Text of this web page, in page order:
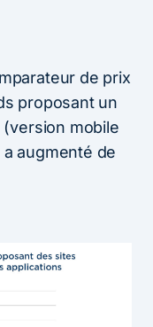
de prix
proposant un
mobile
augmenté de